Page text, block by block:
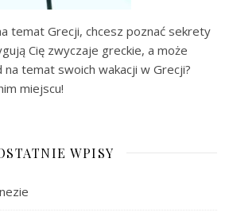
temat Grecji, chcesz poznać sekrety
Cię zwyczaje greckie, a może
temat swoich wakacji w Grecji?
miejscu!
WPISY